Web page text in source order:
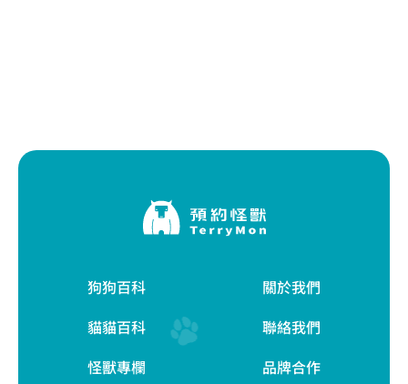
狗狗百科
貓貓百科
怪獸專欄
關於我們
聯絡我們
品牌合作